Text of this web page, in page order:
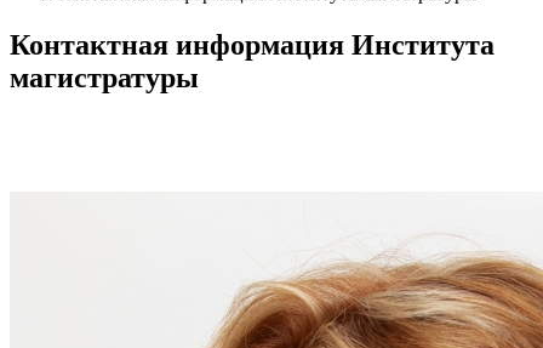
Контактная информация Института
магистратуры